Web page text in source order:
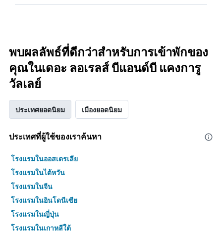
พบผลลัพธ์ที่ดีกว่าสำหรับการเข้าพักของ
คุณในเดอะ ลอเรลส์ บีแอนด์บี แคงการู
วัลเลย์
ประเทศยอดนิยม เมืองยอดนิยม
ประเทศที่ผู้ใช้ของเราค้นหา
โรงแรมในออสเตรเลีย
โรงแรมในไต้หวัน
โรงแรมในจีน
โรงแรมในอินโดนีเซีย
โรงแรมในญี่ปุ่น
โรงแรมในเกาหลีใต้